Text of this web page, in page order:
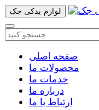
لوازم یدکی جک
صفحه اصلی
محصولات ما
خدمات ما
درباره ما
ارتباط با ما